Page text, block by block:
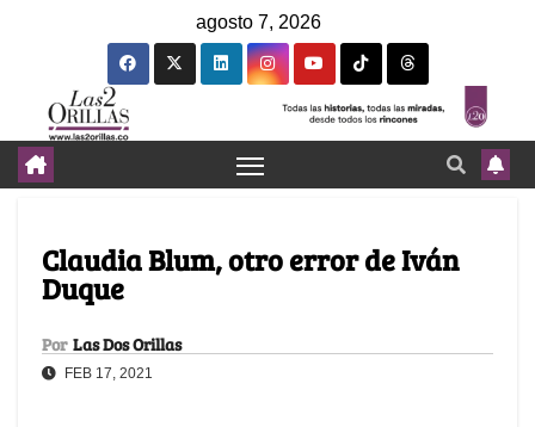
agosto 7, 2026
Claudia Blum, otro error de Iván
Duque
Por Las Dos Orillas
FEB 17, 2021